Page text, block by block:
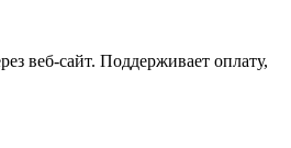
веб-сайт. Поддерживает оплату,